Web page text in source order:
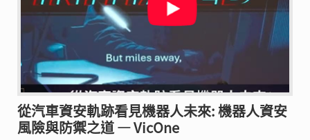
從汽車資安軌跡看見機器人未來: 機器人資安
風險與防禦之道 — VicOne